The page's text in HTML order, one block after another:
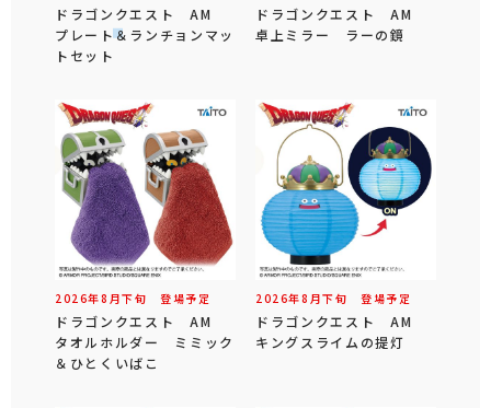
ドラゴンクエスト AM
プレート＆ランチョンマッ
トセット
ドラゴンクエスト AM
卓上ミラー ラーの鏡
2026年8 月下旬 登場予定
ドラゴンクエスト AM
タオルホルダー ミミック
＆ひとくいばこ
2026年8 月下旬 登場予定
ドラゴンクエスト AM
キングスライムの提灯